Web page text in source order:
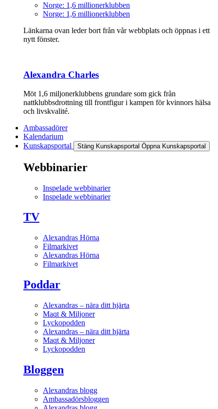
Norge: 1,6 millionerklubben
Norge: 1,6 millionerklubben
Länkarna ovan leder bort från vår webbplats och öppnas i ett
nytt fönster.
Alexandra Charles
Möt 1,6 miljonerklubbens grundare som gick från
nattklubbsdrottning till frontfigur i kampen för kvinnors hälsa
och livskvalité.
Ambassadörer
Kalendarium
Kunskapsportal
Stäng Kunskapsportal Öppna Kunskapsportal
Webbinarier
Inspelade webbinarier
Inspelade webbinarier
TV
Alexandras Hörna
Filmarkivet
Alexandras Hörna
Filmarkivet
Poddar
Alexandras – nära ditt hjärta
Maqt & Miljoner
Lyckopodden
Alexandras – nära ditt hjärta
Maqt & Miljoner
Lyckopodden
Bloggen
Alexandras blogg
Ambassadörsbloggen